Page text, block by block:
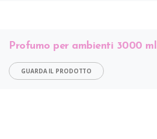
Profumo per ambienti 3000 ml
GUARDA IL PRODOTTO